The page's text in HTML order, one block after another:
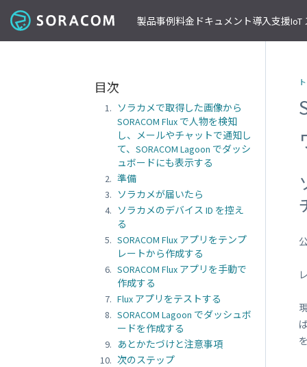
製品事例料金 ドキュメント導入支援IoT
セキュアリンクサービス
SORACOM 認定デバイス
動作確認済みモジュール一覧
専用
仮想
デバ
透過
オン
B to C
データ見える化
遠隔監視/制御
位置情報取得
すべての導入事例を見る
前払いクーポン
請求書払いのご申請
リファレンスアーキテクチャ
IoTレシピ
デバイスパートナー
インテグレーションパートナー
ソリューションパートナー
テクノロジーパートナー
ソラコムのパートナーになる
パートナープログラムについて
IoT レシピ
ご注文方法
配送について
見積書作成
おすすめの IoT デバイス
ビーコン対応 GPS トラッカー GW
1台で GPS と BLE ゲートウェイの2役
GPS マルチユニット
おてがる可視化デバイス
LTE-M Button for Enterprise
クラウド接続 IoT ボタン
LTE-M Button Plus
接点端子付き IoT ボタン
ニュースレターを購読する
SORACOM 公式ブログ
サービス更新情報
SORACOM Status Dashboard
目次
ソラカメで取得した画像から
SORACOM Flux で人物を検知
し、メールやチャットで通知し
て、SORACOM Lagoon でダッシ
ュボードにも表示する
準備
ソラカメが届いたら
ソラカメのデバイス ID を控え
る
SORACOM Flux アプリをテンプ
レートから作成する
SORACOM Flux アプリを手動で
作成する
Flux アプリをテストする
SORACOM Lagoon でダッシュボ
ードを作成する
あとかたづけと注意事項
次のステップ